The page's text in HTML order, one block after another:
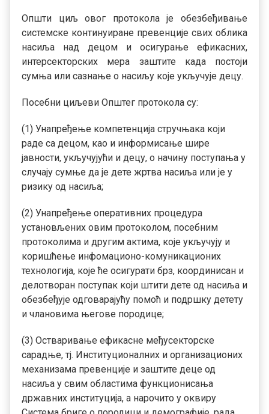
Општи циљ овог протокола је обезбеђивање
системске континуиране превенције свих облика
насиља над децом и осигурање ефикасних,
интерсекторских мера заштите када постоји
сумња или сазнање о насиљу које укључује децу.
Посебни циљеви Општег протокола су:
(1) Унапређење компетенција стручњака који
раде са децом, као и информисање шире
јавности, укључујући и децу, о начину поступања у
случају сумње да је дете жртва насиља или је у
ризику од насиља;
(2) Унапређење оперативних процедура
установљених овим протоколом, посебним
протоколима и другим актима, које укључују и
коришћење инфомационо-комуникационих
технологија, које ће осигурати брз, координисан и
делотворан поступак који штити дете од насиља и
обезбеђује одговарајућу помоћ и подршку детету
и члановима његове породице;
(3) Остваривање ефикасне међусекторске
сарадње, тј. Институционалних и организационих
механизама превенције и заштите деце од
насиља у свим областима функционисања
државних институција, а нарочито у оквиру